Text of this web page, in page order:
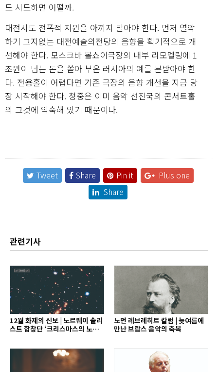
도 시도하면 어떨까.
대전시도 전폭적 지원을 아끼지 말아야 한다. 먼저 열악
하기 그지없는 대전예술의전당의 음향을 획기적으로 개
선해야 한다. 모스크바 볼쇼이극장의 내부 리모델링에 1
조원이 넘는 돈을 쏟아 부은 러시아의 예를 본받아야 한
다. 전용홀이 어렵다면 기존 극장의 음향 개선을 지금 당
장 시작해야 한다. 청중은 이미 음악 선진국의 콘서트홀
의 그것에 익숙해 있기 때문이다.
Tweet Share Pin it
Plus one
Share
관련기사
12월 화제의 신보 | 노르웨이 솔리
스트 합창단 ‘크리스마스의 노래’
노먼 레브레히트 칼럼 | 늦여름에
만난 브람스 음악의 축복